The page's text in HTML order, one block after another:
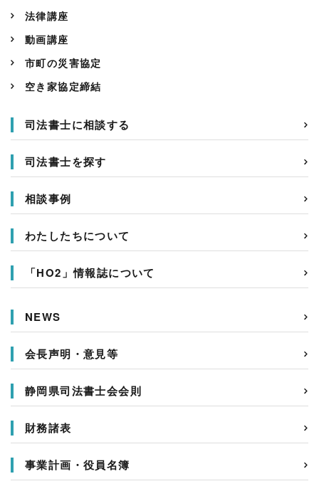
法律講座
動画講座
市町の災害協定
空き家協定締結
司法書士に相談する
司法書士を探す
相談事例
わたしたちについて
「HO2」情報誌について
NEWS
会長声明・意見等
静岡県司法書士会会則
財務諸表
事業計画・役員名簿